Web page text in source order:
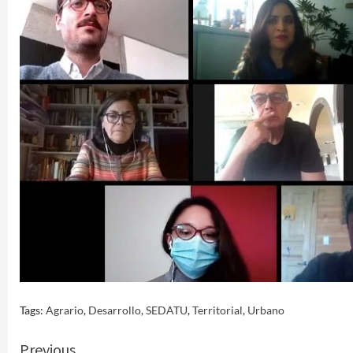
Tags: Agrario, Desarrollo,SEDATU,Territorial, Urbano